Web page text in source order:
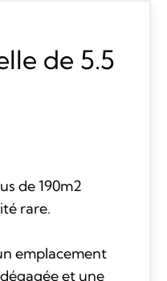
de 5.5
de 190m2
rare.
emplacement
et une